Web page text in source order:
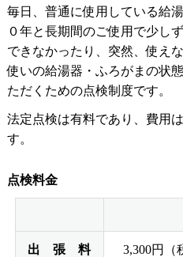
毎日、普通に使用している給
０年と長期間のご使用で少し
できなかったり、突然、使え
使いの給湯器・ふろがまの状
ただくための点検制度です。
法定点検は有料であり、費用
す。
点検料金
出 張 料 3,300円（